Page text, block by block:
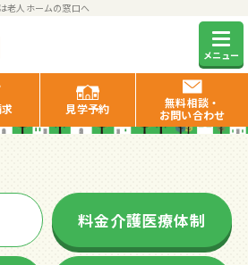
老人ホームの窓口へ
メニュー
見学予約
無料相談・
お問い合わせ
コンテンチ
料金介護医療体制